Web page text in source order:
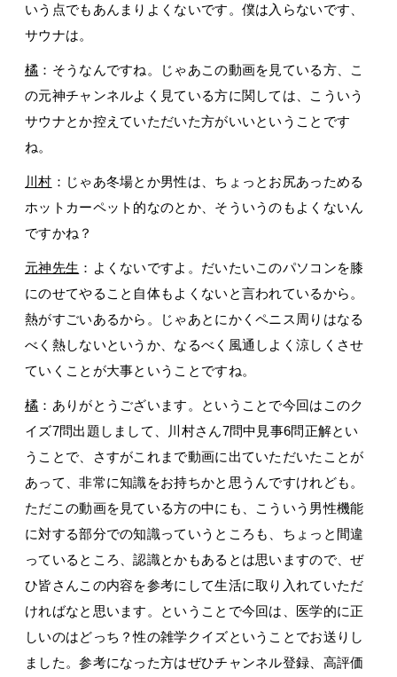
いう点でもあんまりよくないです。僕は入らないです、
サウナは。
橘 ：そうなんですね。じゃあこの動画を見ている方、こ
の元神チャンネルよく見ている方に関しては、こういう
サウナとか控えていただいた方がいいということです
ね。
川村 ：じゃあ冬場とか男性は、ちょっとお尻あっためる
ホットカーペット的なのとか、そういうのもよくないん
ですかね？
元神先生 ：よくないですよ。だいたいこのパソコンを膝
にのせてやること自体もよくないと言われているから。
熱がすごいあるから。じゃあとにかくペニス周りはなる
べく熱しないというか、なるべく風通しよく涼しくさせ
ていくことが大事ということですね。
橘 ：ありがとうございます。ということで今回はこのク
イズ7問出題しまして、川村さん7問中見事6問正解とい
うことで、さすがこれまで動画に出ていただいたことが
あって、非常に知識をお持ちかと思うんですけれども。
ただこの動画を見ている方の中にも、こういう男性機能
に対する部分での知識っていうところも、ちょっと間違
っているところ、認識とかもあるとは思いますので、ぜ
ひ皆さんこの内容を参考にして生活に取り入れていただ
ければなと思います。ということで今回は、医学的に正
しいのはどっち？性の雑学クイズということでお送りし
ました。参考になった方はぜひチャンネル登録、高評価